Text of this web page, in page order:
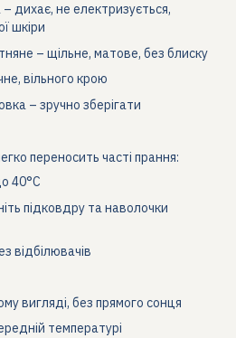
дихає, не електризується,
шкіри
– щільне, матове, без блиску
вільного крою
– зручно зберігати
переносить часті прання:
40°C
підковдру та наволочки
відбілювачів
вигляді, без прямого сонця
температурі